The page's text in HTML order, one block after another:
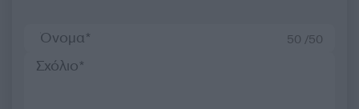
50 /50